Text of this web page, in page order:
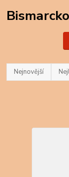
Nejnovější